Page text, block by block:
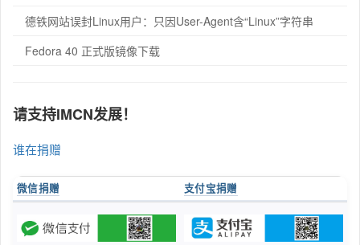
德铁网站误封Linux用户：只因User-Agent含“Linux”字符串
Fedora 40 正式版镜像下载
请支持IMCN发展！
谁在捐赠
微信捐赠 支付宝捐赠